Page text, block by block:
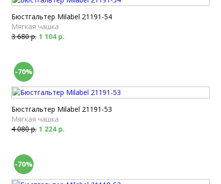
Бюстгальтер Milabel 21191-54
Мягкая чашка
3 680 р. 1 104 р.
-70%
Бюстгальтер Milabel 21191-53
Мягкая чашка
4 080 р. 1 224 р.
-70%